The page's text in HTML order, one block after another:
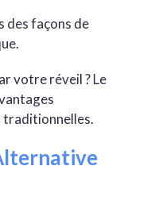
des façons de
votre réveil ? Le
traditionnelles.